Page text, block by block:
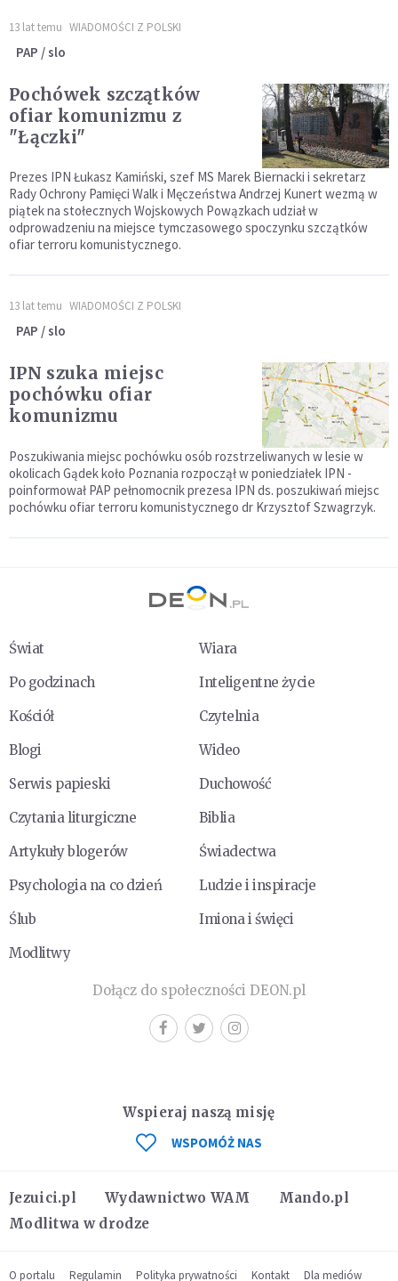
13 lat temu WIADOMOŚCI Z POLSKI
PAP / slo
Pochówek szczątków
ofiar komunizmu z
"Łączki"
Prezes IPN Łukasz Kamiński, szef MS Marek Biernacki i sekretarz
Rady Ochrony Pamięci Walk i Męczeństwa Andrzej Kunert wezmą w
piątek na stołecznych Wojskowych Powązkach udział w
odprowadzeniu na miejsce tymczasowego spoczynku szczątków
ofiar terroru komunistycznego.
13 lat temu WIADOMOŚCI Z POLSKI
PAP / slo
IPN szuka miejsc
pochówku ofiar
komunizmu
Poszukiwania miejsc pochówku osób rozstrzeliwanych w lesie w
okolicach Gądek koło Poznania rozpoczął w poniedziałek IPN -
poinformował PAP pełnomocnik prezesa IPN ds. poszukiwań miejsc
pochówku ofiar terroru komunistycznego dr Krzysztof Szwagrzyk.
Świat
Wiara
Po godzinach
Inteligentne życie
Kościół
Czytelnia
Blogi
Wideo
Serwis papieski
Duchowość
Czytania liturgiczne
Biblia
Artykuły blogerów
Świadectwa
Psychologia na co dzień
Ludzie i inspiracje
Ślub
Imiona i święci
Modlitwy
Dołącz do społeczności DEON.pl
Jezuici.pl Wydawnictwo WAM
Mando.pl
Modlitwa w drodze
Wspieraj naszą misję
WSPOMÓŻ NAS
O portalu Regulamin Polityka prywatności Kontakt Dla mediów